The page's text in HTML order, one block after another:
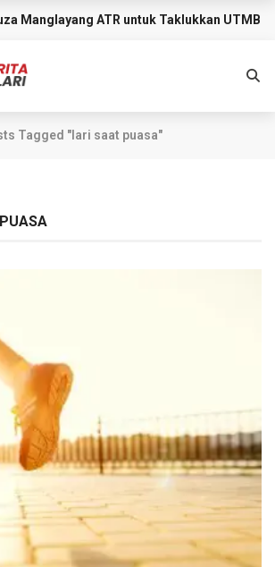
Manglayang ATR untuk Taklukkan UTMB
Tagged "lari saat puasa"